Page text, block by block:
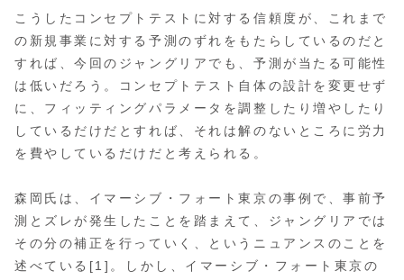
こうしたコンセプトテストに対する信頼度が、これまで
の新規事業に対する予測のずれをもたらしているのだと
すれば、今回のジャングリアでも、予測が当たる可能性
は低いだろう。コンセプトテスト自体の設計を変更せず
に、フィッティングパラメータを調整したり増やしたり
しているだけだとすれば、それは解のないところに労力
を費やしているだけだと考えられる。
森岡氏は、イマーシブ・フォート東京の事例で、事前予
測とズレが発生したことを踏まえて、ジャングリアでは
その分の補正を行っていく、というニュアンスのことを
述べている[1]。しかし、イマーシブ・フォート東京の